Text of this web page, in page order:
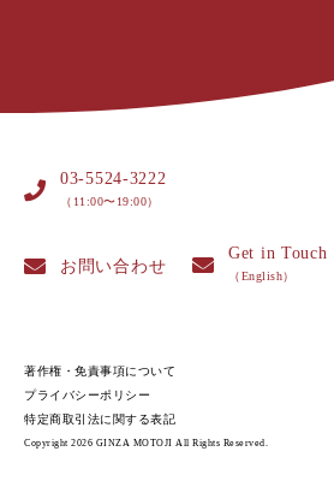
03-5524-3222
（11:00〜19:00）
お問い合わせ
Get in Touch
（English）
著作権・免責事項について
プライバシーポリシー
特定商取引法に関する表記
Copyright 2026 GINZA MOTOJI All Rights Reserved.